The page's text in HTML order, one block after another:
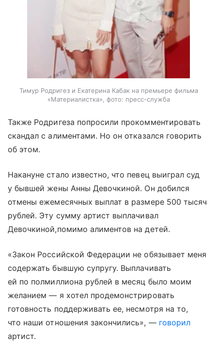
Тимур Родригез и Екатерина Кабак на премьере фильма
«Материалистка», фото: пресс-служба
Также Родригеза попросили прокомментировать
скандал с алиментами. Но он отказался говорить
об этом.
Накануне стало известно, что певец выиграл суд
у бывшей жены Анны Девочкиной. Он добился
отмены ежемесячных выплат в размере 500 тысяч
рублей. Эту сумму артист выплачивал
Девочкиной,помимо алиментов на детей.
«Закон Российской Федерации не обязывает меня
содержать бывшую супругу. Выплачивать
ей по полмиллиона рублей в месяц было моим
желанием — я хотел продемонстрировать
готовность поддерживать ее, несмотря на то,
что наши отношения закончились», — говорил
артист.